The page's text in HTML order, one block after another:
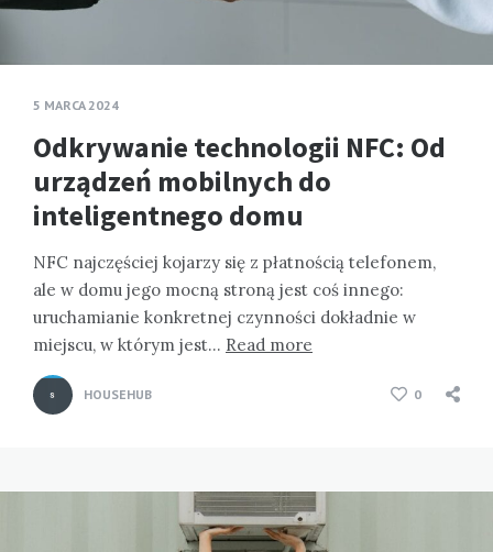
5 MARCA 2024
Odkrywanie technologii NFC: Od
urządzeń mobilnych do
inteligentnego domu
NFC najczęściej kojarzy się z płatnością telefonem,
ale w domu jego mocną stroną jest coś innego:
uruchamianie konkretnej czynności dokładnie w
miejscu, w którym jest… Read more
HOUSEHUB 0